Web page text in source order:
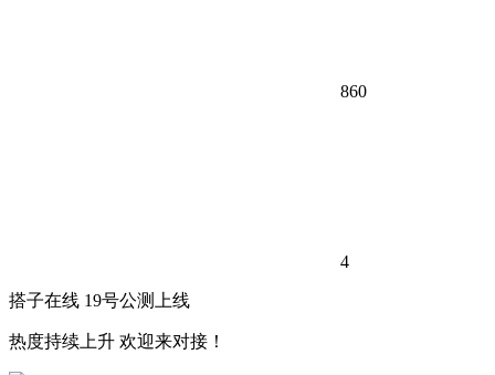
860
4
搭子在线 19号公测上线
热度持续上升 欢迎来对接！